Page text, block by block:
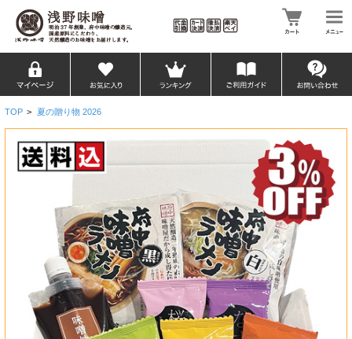
TOP > 夏の贈り物 2026